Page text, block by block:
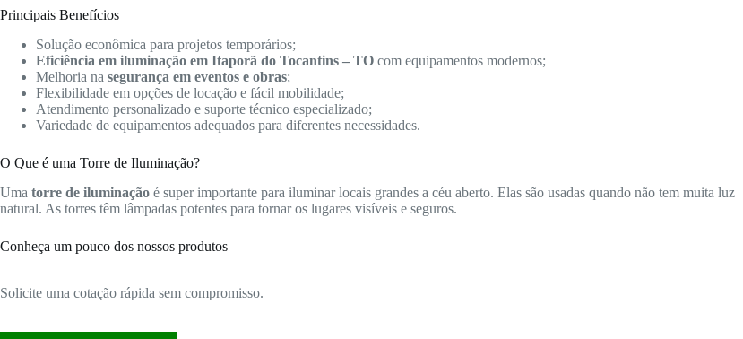
Principais Benefícios
Solução econômica para projetos temporários;
Eficiência em iluminação em Itaporã do Tocantins – TO com equipamentos modernos;
Melhoria na segurança em eventos e obras;
Flexibilidade em opções de locação e fácil mobilidade;
Atendimento personalizado e suporte técnico especializado;
Variedade de equipamentos adequados para diferentes necessidades.
O Que é uma Torre de Iluminação?
Uma torre de iluminação é super importante para iluminar locais grandes a céu aberto. Elas são usadas quando não tem muita luz
natural. As torres têm lâmpadas potentes para tornar os lugares visíveis e seguros.
Conheça um pouco dos nossos produtos
Solicite uma cotação rápida sem compromisso.